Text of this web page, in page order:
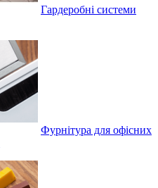
Гардеробні системи
Фурнітура для офісних